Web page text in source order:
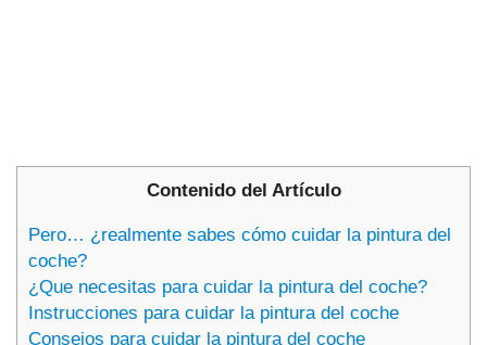
Contenido del Artículo
Pero… ¿realmente sabes cómo cuidar la pintura del
coche?
¿Que necesitas para cuidar la pintura del coche?
Instrucciones para cuidar la pintura del coche
Consejos para cuidar la pintura del coche